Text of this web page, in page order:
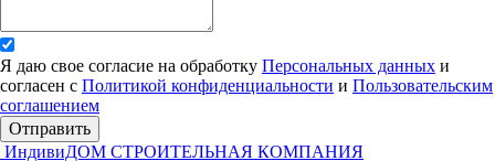
Я даю свое согласие на обработку Персональных данных и
согласен с Политикой конфиденциальности и Пользовательским
соглашением
Отправить
ИндивиДОМ СТРОИТЕЛЬНАЯ КОМПАНИЯ